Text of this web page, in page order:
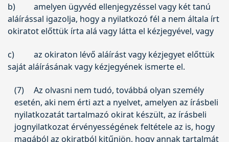
b)
amelyen ügyvéd ellenjegyzéssel vagy két tanú
aláírással igazolja, hogy a nyilatkozó fél a nem általa írt
okiratot előttük írta alá vagy látta el kézjegyével, vagy
c)
az okiraton lévő aláírást vagy kézjegyet előttük
saját aláírásának vagy kézjegyének ismerte el.
(7)
Az olvasni nem tudó, továbbá olyan személy
esetén, aki nem érti azt a nyelvet, amelyen az írásbeli
nyilatkozatát tartalmazó okirat készült, az írásbeli
jognyilatkozat érvényességének feltétele az is, hogy
magából az okiratból kitűnjön, hogy annak tartalmát